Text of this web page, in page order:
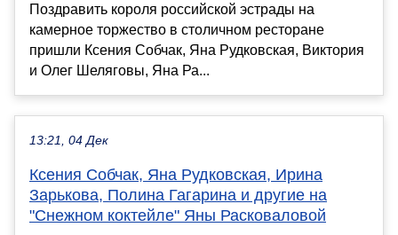
Поздравить короля российской эстрады на
камерное торжество в столичном ресторане
пришли Ксения Собчак, Яна Рудковская, Виктория
и Олег Шеляговы, Яна Ра...
13:21, 04 Дек
Ксения Собчак, Яна Рудковская, Ирина
Зарькова, Полина Гагарина и другие на
"Снежном коктейле" Яны Расковаловой